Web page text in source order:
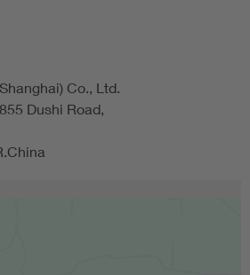
Co., Ltd.
Dushi Road,